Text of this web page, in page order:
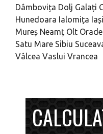
Dâmbovița Dolj Galați
Hunedoara Ialomița Iași
Mureș Neamț Olt
Satu Mare Sibiu
Vâlcea Vaslui Vrancea